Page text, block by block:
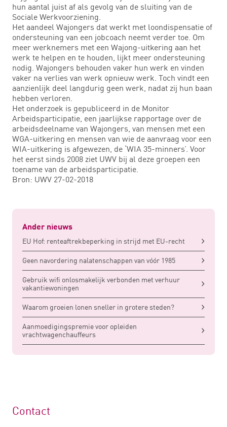
hun aantal juist af als gevolg van de sluiting van de
Sociale Werkvoorziening.
Het aandeel Wajongers dat werkt met loondispensatie of
ondersteuning van een jobcoach neemt verder toe. Om
meer werknemers met een Wajong-uitkering aan het
werk te helpen en te houden, lijkt meer ondersteuning
nodig. Wajongers behouden vaker hun werk en vinden
vaker na verlies van werk opnieuw werk. Toch vindt een
aanzienlijk deel langdurig geen werk, nadat zij hun baan
hebben verloren.
Het onderzoek is gepubliceerd in de Monitor
Arbeidsparticipatie, een jaarlijkse rapportage over de
arbeidsdeelname van Wajongers, van mensen met een
WGA-uitkering en mensen van wie de aanvraag voor een
WIA-uitkering is afgewezen, de ‘WIA 35-minners’. Voor
het eerst sinds 2008 ziet UWV bij al deze groepen een
toename van de arbeidsparticipatie.
Bron: UWV 27-02-2018
Ander nieuws
EU Hof: renteaftrekbeperking in strijd met EU-recht
Geen navordering nalatenschappen van vóór 1985
Gebruik wifi onlosmakelijk verbonden met verhuur
vakantiewoningen
Waarom groeien lonen sneller in grotere steden?
Aanmoedigingspremie voor opleiden
vrachtwagenchauffeurs
Contact